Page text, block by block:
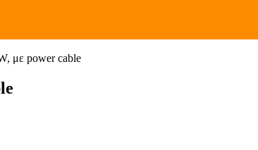
με power cable